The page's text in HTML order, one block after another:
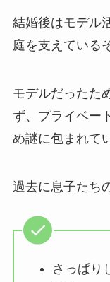
結婚後はモデル
庭を支えている
モデルだったた
ず、プライベー
め謎に包まれて
過去に息子たち
さっぱり